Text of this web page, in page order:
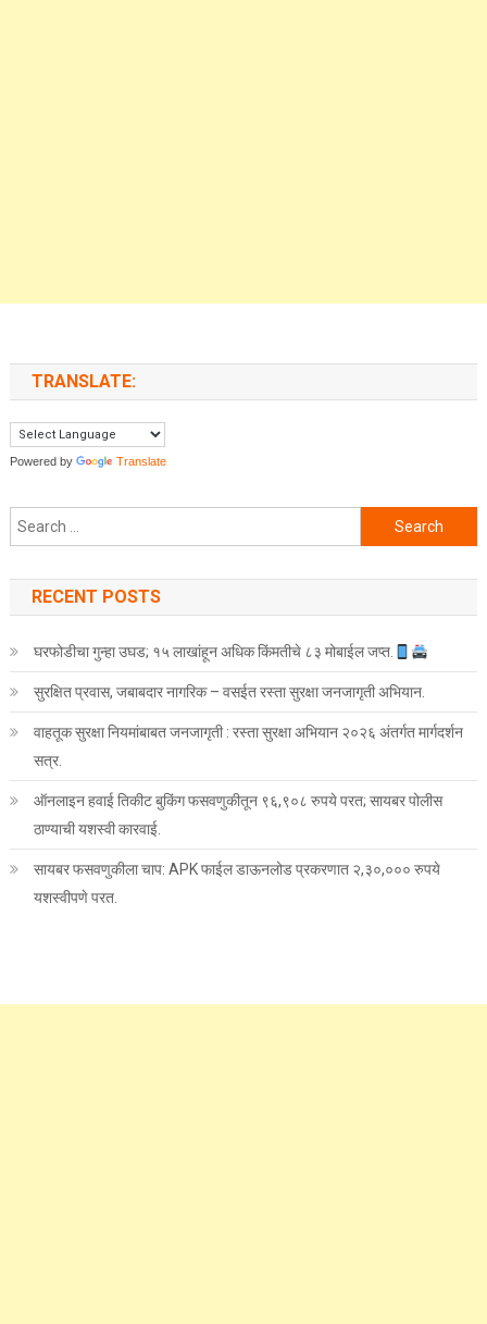
TRANSLATE:
Powered by Translate
Search for:
RECENT POSTS
घरफोडीचा गुन्हा उघड; १५ लाखांहून अधिक किंमतीचे ८३ मोबाईल जप्त.
सुरक्षित प्रवास, जबाबदार नागरिक – वसईत रस्ता सुरक्षा जनजागृती अभियान.
वाहतूक सुरक्षा नियमांबाबत जनजागृती : रस्ता सुरक्षा अभियान २०२६ अंतर्गत मार्गदर्शन
सत्र.
ऑनलाइन हवाई तिकीट बुकिंग फसवणुकीतून ९६,९०८ रुपये परत; सायबर पोलीस
ठाण्याची यशस्वी कारवाई.
सायबर फसवणुकीला चाप: APK फाईल डाऊनलोड प्रकरणात २,३०,००० रुपये
यशस्वीपणे परत.